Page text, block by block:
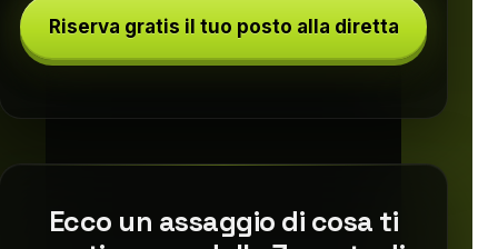
Riserva gratis il tuo posto alla diretta
Ecco un assaggio di cosa ti